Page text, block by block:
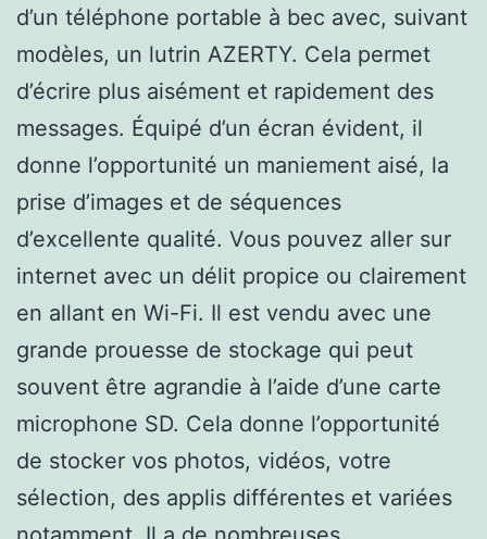
d’un téléphone portable à bec avec, suivant
modèles, un lutrin AZERTY. Cela permet
d’écrire plus aisément et rapidement des
messages. Équipé d’un écran évident, il
donne l’opportunité un maniement aisé, la
prise d’images et de séquences
d’excellente qualité. Vous pouvez aller sur
internet avec un délit propice ou clairement
en allant en Wi-Fi. Il est vendu avec une
grande prouesse de stockage qui peut
souvent être agrandie à l’aide d’une carte
microphone SD. Cela donne l’opportunité
de stocker vos photos, vidéos, votre
sélection, des applis différentes et variées